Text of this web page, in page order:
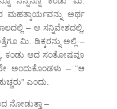
ಮಹತ್ಕಾರ್ಯವನ್ನು ಅರ್ಥ
– ಆ ಸನ್ನಿವೇಶದಲ್ಲಿ,
ಮಿ. ಡಿಕ್ಕರನ್ನು ಅಲ್ಲಿ –
ಕಂಡು ಆದ ಸಂತೋಷವೂ
ಅಂದುಕೊಂಡಳು – “ಆ
ಎಂದು.
ನೋಡುತ್ತಾ –